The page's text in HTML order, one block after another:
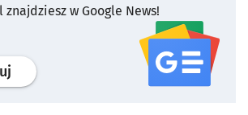
w Google News!
profil serwisu